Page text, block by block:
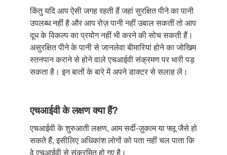
किंतु यदि आप ऐसी जगह रहती हैं जहां सुरक्षित पीने का पानी
उपलब्ध नहीं है और आप रोज़ पानी नहीं उबाल सकतीं तो आप
दूध के विकल्प का प्रयोग नहीं भी करने की सोच सकती हैं।
असुरक्षित पीने के पानी से जानलेवा बीमारियां होने का जोखिम
स्तनपान कराने से होने वाले एचआईवी संक्रमण पर भारी पड़
सकता है। इन बातों के बारे में अपने डाक्टर से सलाह लें।
एचआईवी के लक्षण क्या हैं?
एचआईवी के शुरुआती लक्षण, आम सर्दी-ज़ुकाम या फ्लू जैसे हो
सकते हैं, इसीलिए अधिकांश लोगों को पता नहीं चल पाता कि
वे एचआईवी से संक्रमित हो गए है।